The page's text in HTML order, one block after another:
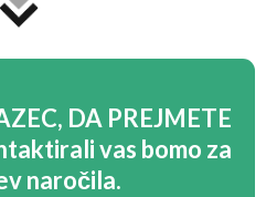
DA PREJMETE
vas bomo za
naročila.